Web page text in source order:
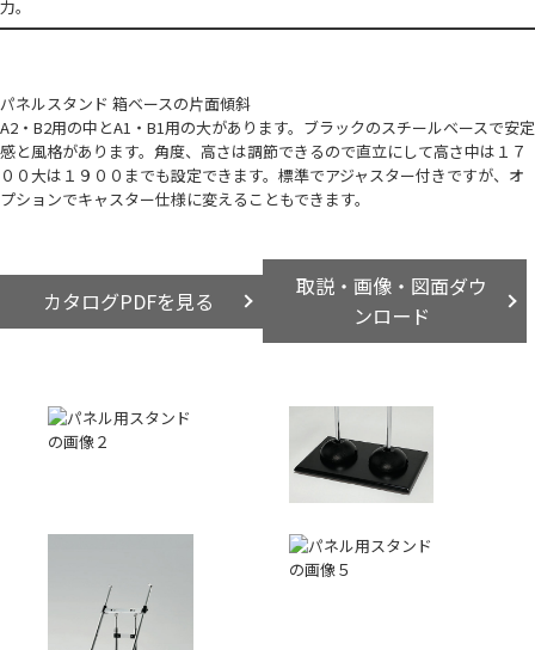
力。
パネルスタンド 箱ベースの片面傾斜
A2・B2用の中とA1・B1用の大があります。ブラックのスチールベースで安定
感と風格があります。角度、高さは調節できるので直立にして高さ中は１７
００大は１９００までも設定できます。標準でアジャスター付きですが、オ
プションでキャスター仕様に変えることもできます。
カタログPDFを見る
取説・画像・図面ダウ
ンロード